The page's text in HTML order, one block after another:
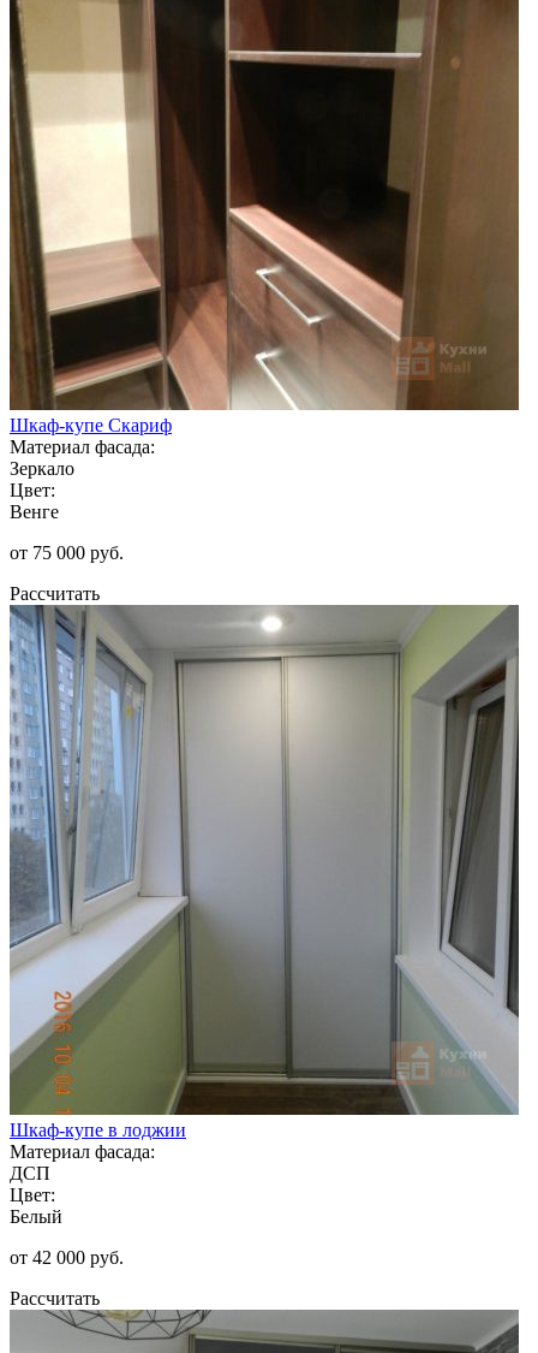
Шкаф-купе Скариф
Материал фасада:
Зеркало
Цвет:
Венге
от 75 000 руб.
Рассчитать
Шкаф-купе в лоджии
Материал фасада:
ДСП
Цвет:
Белый
от 42 000 руб.
Рассчитать